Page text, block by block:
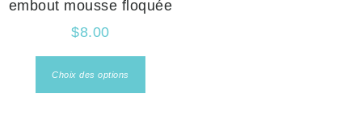
embout mousse floquée
$8.00
Choix des options